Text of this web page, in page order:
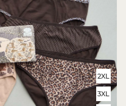
2XL
3XL